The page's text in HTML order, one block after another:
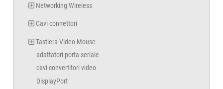
Networking Wireless
Cavi connettori
Tastiera Video Mouse
adattatori porta seriale
cavi convertitori video
DisplayPort